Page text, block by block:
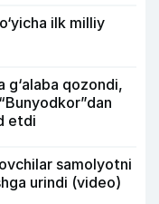
ilk milliy
g‘alaba qozondi,
etdi
samolyotni
urindi (video)